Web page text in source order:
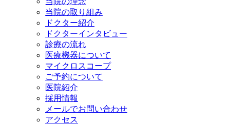
当院の取り組み
ドクター紹介
ドクターインタビュー
診療の流れ
医療機器について
マイクロスコープ
ご予約について
医院紹介
採用情報
メールでお問い合わせ
アクセス